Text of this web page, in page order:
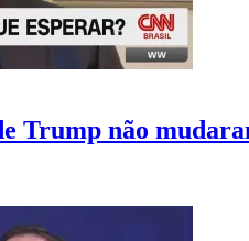
Trump não